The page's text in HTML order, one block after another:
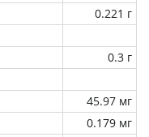
0.221 г
0.3 г
45.97 мг
0.179 мг